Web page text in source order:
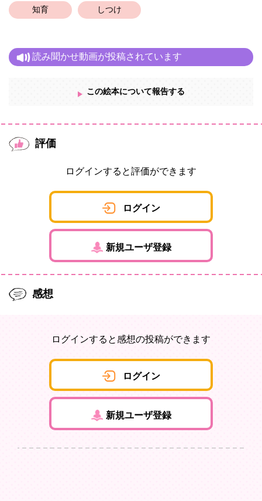
知育 しつけ
読み聞かせ動画が投稿されています
この絵本について報告する
評価
ログインすると評価ができます
ログイン
新規ユーザ登録
感想
ログインすると感想の投稿ができます
ログイン
新規ユーザ登録